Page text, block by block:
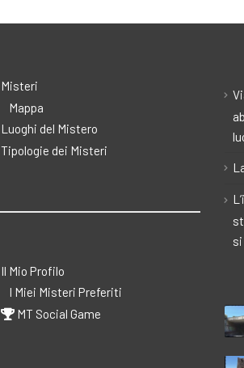
Misteri
Mappa
Luoghi del Mistero
Tipologie dei Misteri
Il Mio Profilo
I Miei Misteri Preferiti
MT Social Game